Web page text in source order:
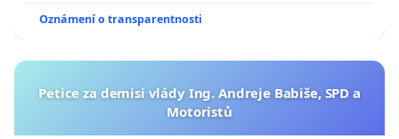
Oznámení o transparentnosti
Petice za demisi vlády Ing. Andreje Babiše, SPD a
Motoristů